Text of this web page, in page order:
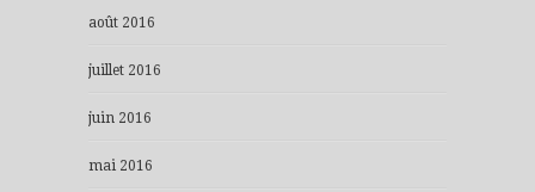
août 2016
juillet 2016
juin 2016
mai 2016